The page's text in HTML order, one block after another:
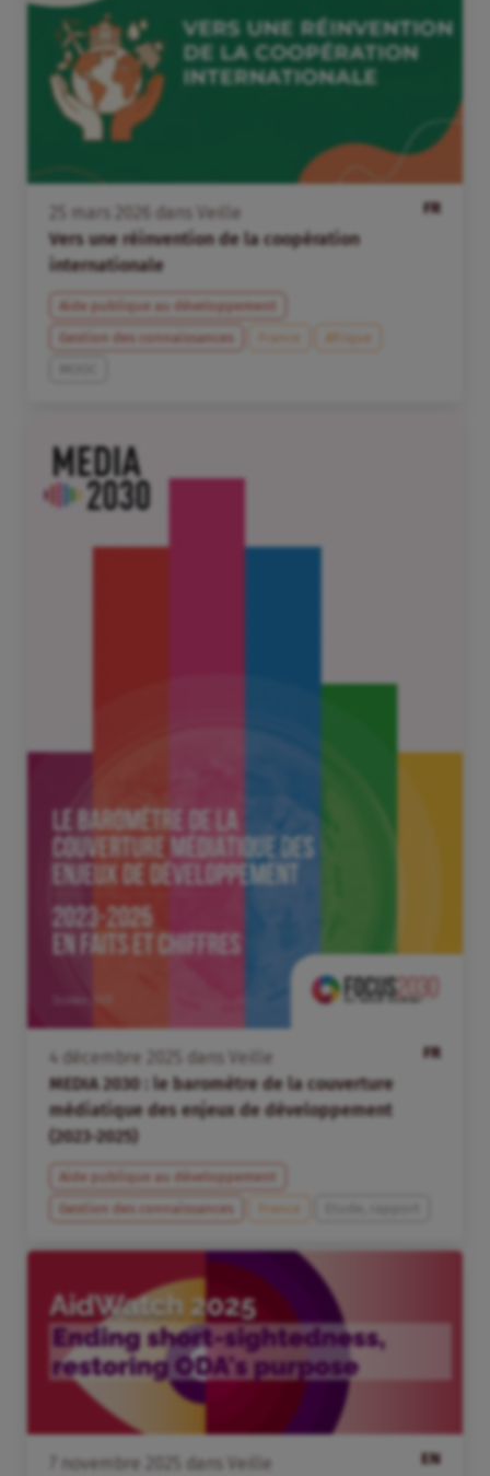
FR
mars dans
Veille
Vers une réinvention de la coopération
internationale
Aide publique au développement
Gestion des connaissances
France
Afrique
FR
4 décembre dans
Veille
MEDIA 2030 : le baromètre de la couverture
médiatique des enjeux de développement
(2023-2025)
Aide publique au développement
Gestion des connaissances
France
EN
novembre dans Veille